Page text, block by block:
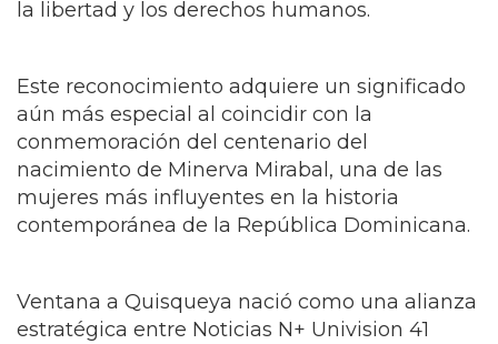
estratégica entre Noticias N+ Univision 41
Nueva York y Miss Mundo Dominicana, con el
propósito de construir un espacio donde cada
historia contada desde la República
Dominicana sirviera para fortalecer el orgullo
nacional y mantener vivo el vínculo entre el
Como parte de esta iniciativa, la ganadora del